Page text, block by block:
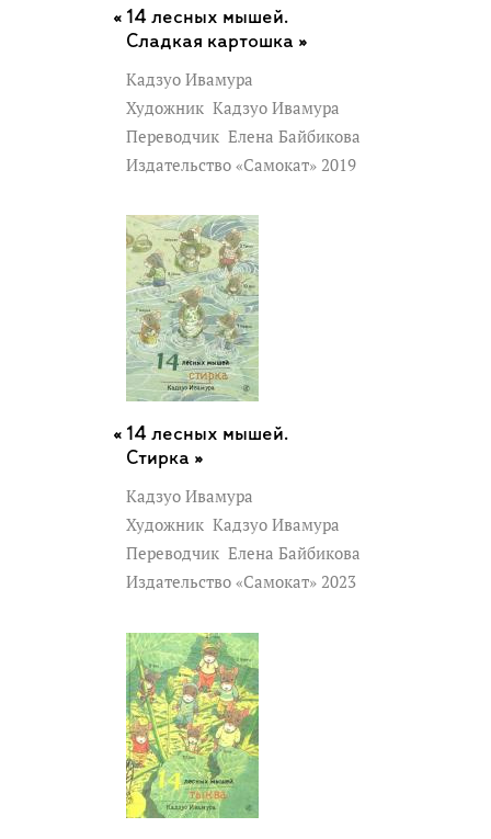
14 лесных мышей.
Сладкая картошка »
Кадзуо Ивамура
Художник Кадзуо Ивамура
Переводчик Елена Байбикова
Издательство «Самокат» 2019
14 лесных мышей.
Стирка »
Кадзуо Ивамура
Художник Кадзуо Ивамура
Переводчик Елена Байбикова
Издательство «Самокат» 2023